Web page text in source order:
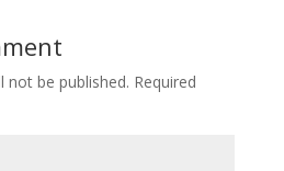
not be published. Required